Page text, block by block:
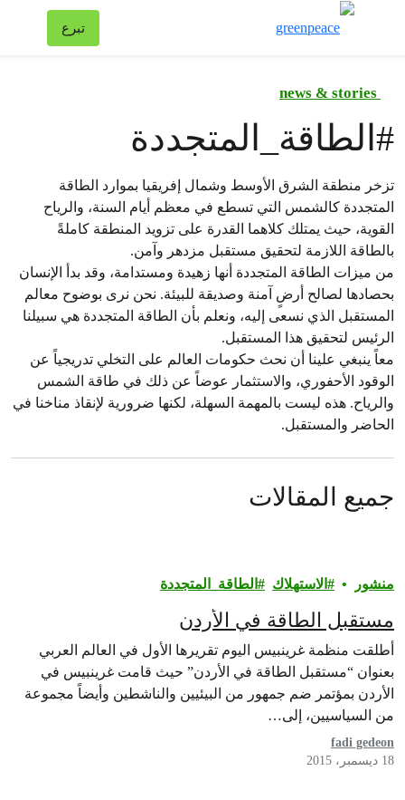
تبرع
# الطاقة_المتجددة
تزخر منطقة الشرق الأوسط وشمال إفريقيا بموارد الطاقة
المتجددة كالشمس التي تسطع في معظم أيام السنة، والرياح
القوية، حيث يمتلك كلاهما القدرة على تزويد المنطقة كاملةً
بالطاقة اللازمة لتحقيق مستقبل مزدهر وآمن.
من ميزات الطاقة المتجددة أنها زهيدة ومستدامة، وقد بدأ الإنسان
بحصادها لصالح أرضٍ آمنة وصديقة للبيئة. نحن نرى بوضوح معالم
المستقبل الذي نسعى إليه، ونعلم بأن الطاقة المتجددة هي سبيلنا
الرئيس لتحقيق هذا المستقبل.
معاً ينبغي علينا أن نحث حكومات العالم على التخلي تدريجياً عن
الوقود الأحفوري، والاستثمار عوضاً عن ذلك في طاقة الشمس
والرياح. هذه ليست بالمهمة السهلة، لكنها ضرورية لإنقاذ مناخنا في
الحاضر والمستقبل.
جميع المقالات
منشور الاستهلاك الطاقة_المتجددة
مستقبل الطاقة في الأردن
أطلقت منظمة غرينبيس اليوم تقريرها الأول في العالم العربي
بعنوان “مستقبل الطاقة في الأردن” حيث قامت غرينبيس في
الأردن بمؤتمر ضم جمهور من البيئيين والناشطين وأيضاً مجموعة
من السياسيين، إلى…
fadi gedeon
18 ديسمبر، 2015